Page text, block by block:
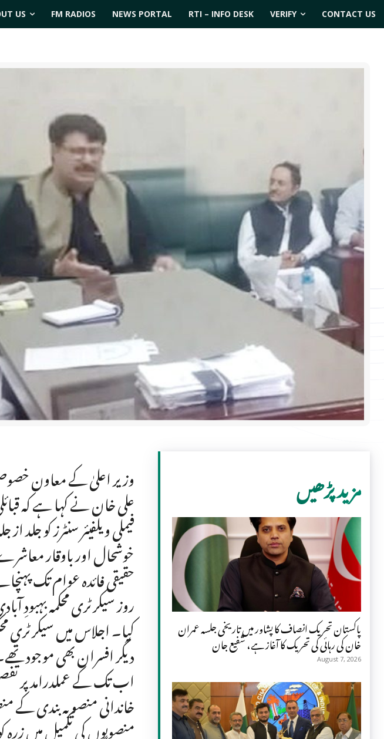
US FM RADIOS NEWS PORTAL RTI – INFO DESK VERIFY CONTACT US
وزیر اعلیٰ کے معاون
فیملی ویلفیئر سنٹرز کو
خوشحال اور باوقار
حقیقی فائدہ عوام تک
روز سیکرٹری محکمہ بہبودِ
کیا۔ اجلاس میں سیکرٹری
دیگر افسران بھی موجود
اب تک کے عملدرامد پر
خاندانی منصوبہ بندی کے
منصوبوں کی تکمیل میں
مزید پڑھیں
پاکستان تحریک انصاف کا پشاور میں تاریخی جلسہ عمران
خان کی رہائی کی تحریک کا آغاز ہے، شفیع جان
August 7, 2026